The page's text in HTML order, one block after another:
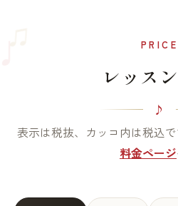
PRICE
レッス
表示は税抜、カッコ内は税込
料金ページ